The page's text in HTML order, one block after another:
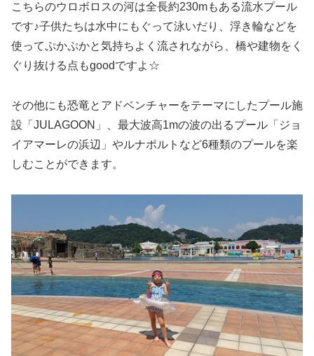
こちらのウロボロスの河は全長約230mもある流水プール
です♪子供たちは水中にもぐって泳いだり、浮き輪などを
使ってぷかぷかと気持ちよく流されながら、橋や建物をく
ぐり抜ける点もgoodですよ☆
その他にも恐竜とアドベンチャーをテーマにしたプール施
設「JULAGOON」、最大波高1mの波の出るプール「ジョ
イアマーレの浜辺」やルナポルトなど6種類のプールを楽
しむことができます。